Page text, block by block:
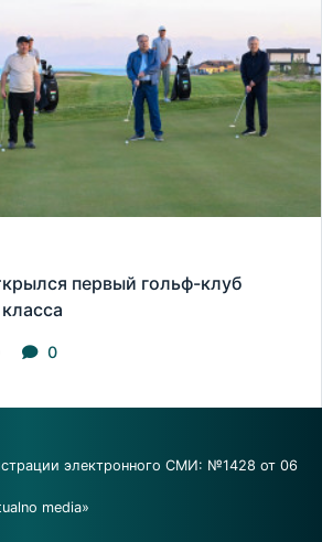
первый гольф-клуб
0
электронного СМИ: №1428 от 06
media»